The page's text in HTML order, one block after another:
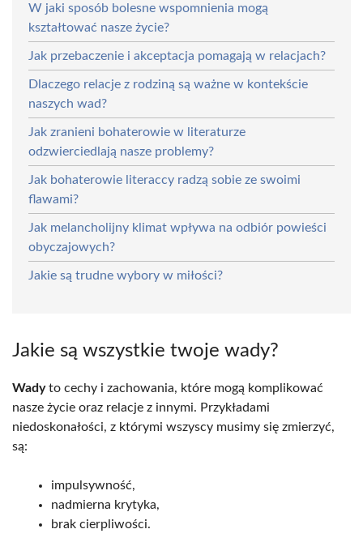
W jaki sposób bolesne wspomnienia mogą
kształtować nasze życie?
Jak przebaczenie i akceptacja pomagają w relacjach?
Dlaczego relacje z rodziną są ważne w kontekście
naszych wad?
Jak zranieni bohaterowie w literaturze
odzwierciedlają nasze problemy?
Jak bohaterowie literaccy radzą sobie ze swoimi
flawami?
Jak melancholijny klimat wpływa na odbiór powieści
obyczajowych?
Jakie są trudne wybory w miłości?
Jakie są wszystkie twoje wady?
Wadyto cechy i zachowania, które mogą komplikować
nasze życie oraz relacje z innymi. Przykładami
niedoskonałości, z którymi wszyscy musimy się zmierzyć,
są:
impulsywność,
nadmierna krytyka,
brak cierpliwości.